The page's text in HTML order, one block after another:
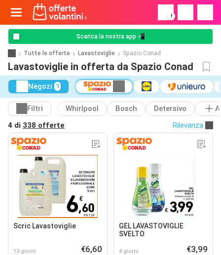
!
Scarica la nostra app 📲
Tutte le offerte Lavastoviglie Spazio Conad
Lavastoviglie in offerta da Spazio Conad
Negozi 1
Filtri Whirlpool Bosch Detersivo
4 di 338 offerte Rilevanza
Scric Lavastoviglie
13 giorni €6,60
GEL LAVASTOVIGLIE
SVELTO
4 giorni €3,99